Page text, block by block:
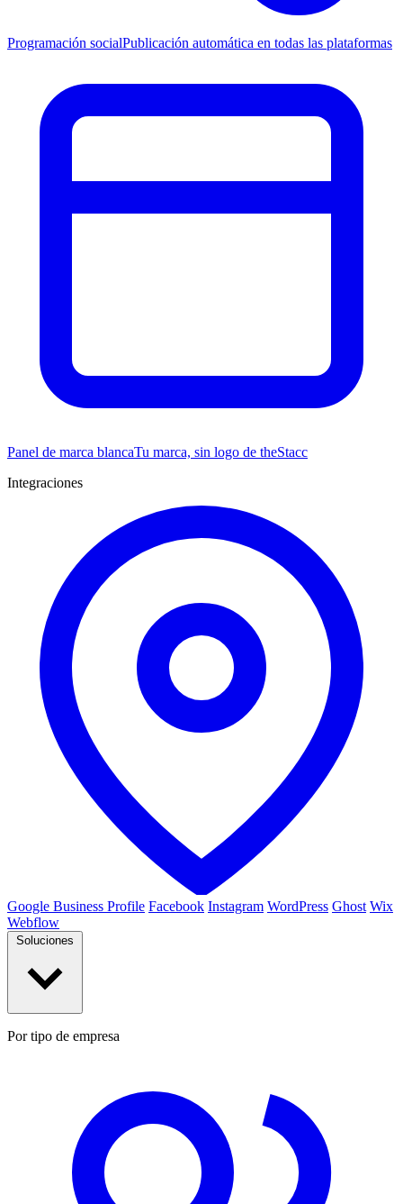
Programación socialPublicación automática en todas las plataformas
Panel de marca blancaTu marca, sin logo de theStacc
Integraciones
Google Business Profile Facebook Instagram WordPress Ghost Wix
Webflow
Por tipo de empresa